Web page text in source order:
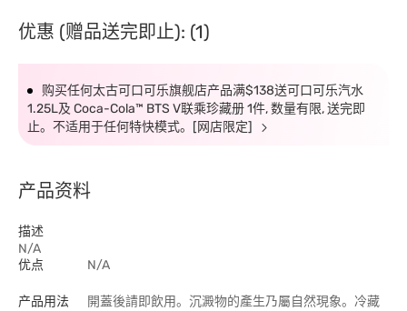
优惠 (赠品送完即止): (1)
购买任何太古可口可乐旗舰店产品满$138送可口可乐汽水
1.25L及 Coca-Cola™ BTS V联乘珍藏册 1件, 数量有限, 送完即
止。不适用于任何特快模式。[网店限定]
产品资料
描述
N/A
优点
N/A
产品用法
開蓋後請即飲用。沉澱物的產生乃屬自然現象。冷藏